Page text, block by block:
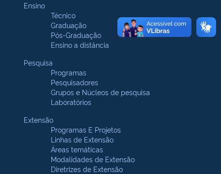
Ensino
Técnico
Graduação
Pós-Graduação
Ensino a distância
Pesquisa
Programas
Pesquisadores
Grupos e Núcleos de pesquisa
Laboratórios
Extensão
Programas E Projetos
Linhas de Extensão
Áreas temáticas
Modalidades de Extensão
Diretrizes de Extensão